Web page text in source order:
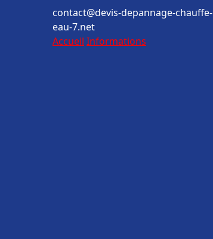
contact@devis-depannage-chauffe-
eau-7.net
Accueil Informations